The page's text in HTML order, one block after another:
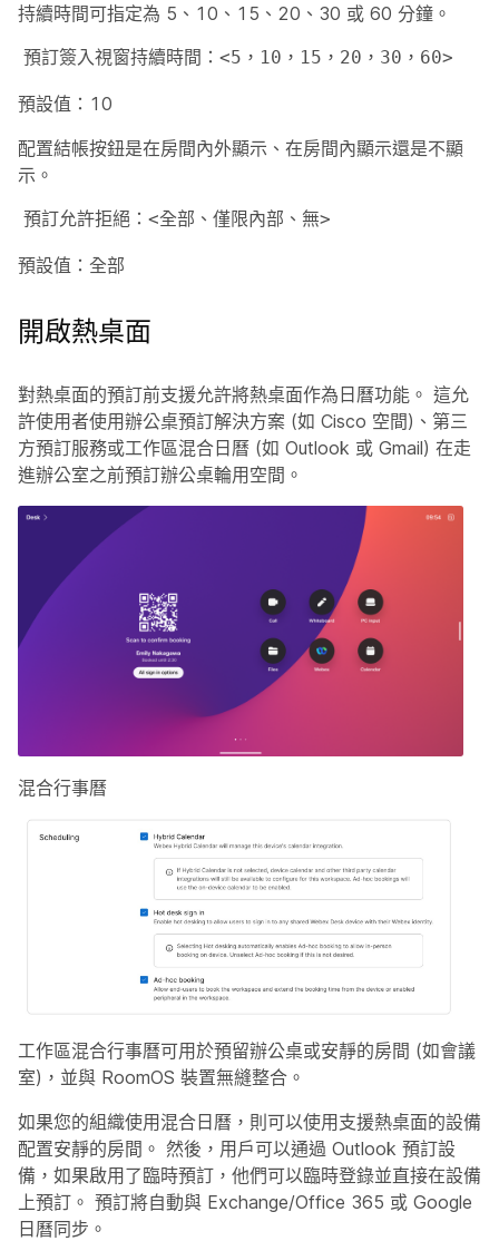
持續時間可指定為 5、10、15、20、30 或 60 分鐘。
預訂簽入視窗持續時間：<5，10，15，20，30，60>
預設值：10
配置結帳按鈕是在房間內外顯示、在房間內顯示還是不顯
示。
預訂允許拒絕：<全部、僅限內部、無>
預設值：全部
開啟熱桌面
對熱桌面的預訂前支援允許將熱桌面作為日曆功能。 這允
許使用者使用辦公桌預訂解決方案 (如 Cisco 空間)、第三
方預訂服務或工作區混合日曆 (如 Outlook 或 Gmail) 在走
進辦公室之前預訂辦公桌輪用空間。
混合行事曆
工作區混合行事曆可用於預留辦公桌或安靜的房間 (如會議
室)，並與 RoomOS 裝置無縫整合。
如果您的組織使用混合日曆，則可以使用支援熱桌面的設備
配置安靜的房間。 然後，用戶可以通過 Outlook 預訂設
備，如果啟用了臨時預訂，他們可以臨時登錄並直接在設備
上預訂。 預訂將自動與 Exchange/Office 365 或 Google
日曆同步。